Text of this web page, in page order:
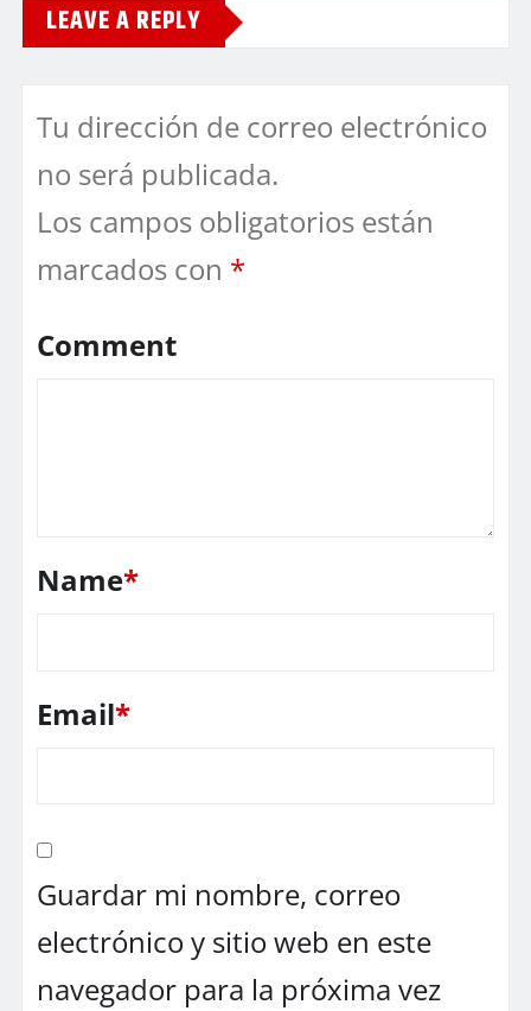
LEAVE A REPLY
Tu dirección de correo electrónico
no será publicada.
Los campos obligatorios están
marcados con *
Comment
Name*
Email*
Guardar mi nombre, correo
electrónico y sitio web en este
navegador para la próxima vez